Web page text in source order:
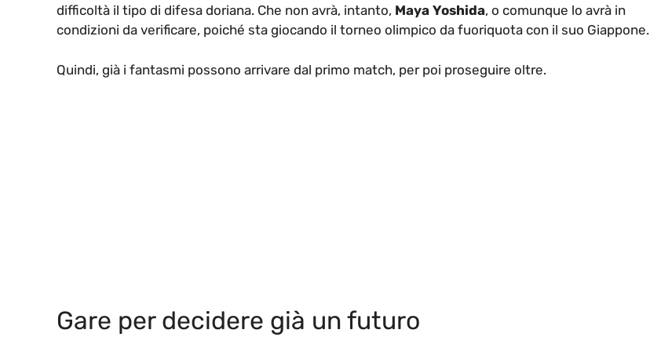
difficoltà il tipo di difesa doriana. Che non avrà, intanto, Maya Yoshida, o comunque lo avrà in
condizioni da verificare, poiché sta giocando il torneo olimpico da fuoriquota con il suo Giappone.
Quindi, già i fantasmi possono arrivare dal primo match, per poi proseguire oltre.
Gare per decidere già un futuro